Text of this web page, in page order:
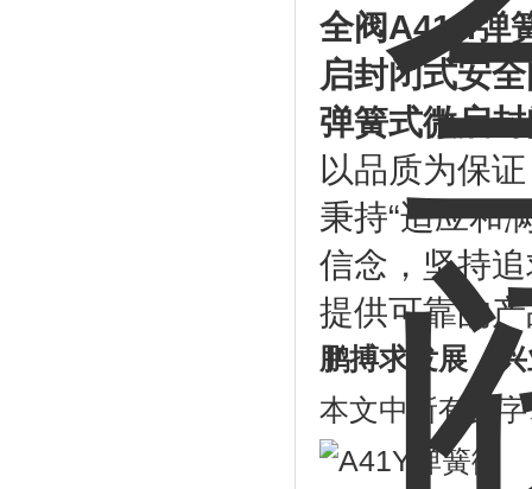
全阀A41H弹
启封闭式安
弹簧式微启
以品质为保
秉持“适应和
信念，坚持
提供可靠的
鹏搏求发展，
本文中所有文